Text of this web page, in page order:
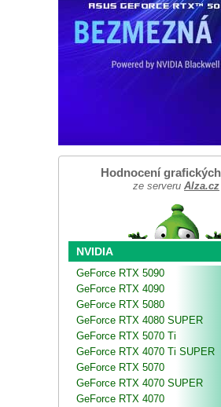
Hodnocení
ze serveru Alza.cz
NVIDIA
GeForce RTX 5090
GeForce RTX 4090
GeForce RTX 5080
GeForce RTX 4080 SUPER
GeForce RTX 5070 Ti
GeForce RTX 4070 Ti SUPER
GeForce RTX 5070
GeForce RTX 4070 SUPER
GeForce RTX 4070